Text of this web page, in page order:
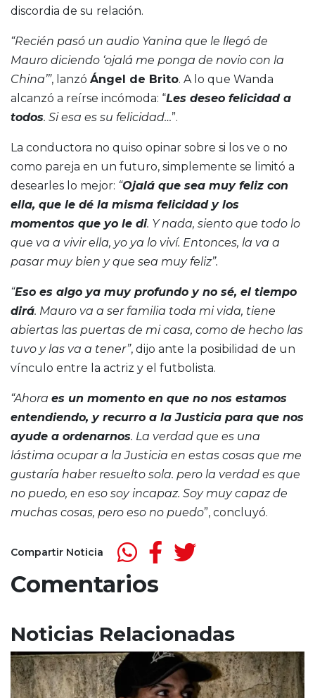
discordia de su relación.
“Recién pasó un audio Yanina que le llegó de
Mauro diciendo ‘ojalá me ponga de novio con la
China’”, lanzó Ángel de Brito. A lo que Wanda
alcanzó a reírse incómoda: “Les deseo felicidad a
todos. Si esa es su felicidad…”.
La conductora no quiso opinar sobre si los ve o no
como pareja en un futuro, simplemente se limitó a
desearles lo mejor: “Ojalá que sea muy feliz con
ella, que le dé la misma felicidad y los
momentos que yo le di. Y nada, siento que todo lo
que va a vivir ella, yo ya lo viví. Entonces, la va a
pasar muy bien y que sea muy feliz”.
“Eso es algo ya muy profundo y no sé, el tiempo
dirá. Mauro va a ser familia toda mi vida, tiene
abiertas las puertas de mi casa, como de hecho las
tuvo y las va a tener”, dijo ante la posibilidad de un
vínculo entre la actriz y el futbolista.
“Ahora es un momento en que no nos estamos
entendiendo, y recurro a la Justicia para que nos
ayude a ordenarnos. La verdad que es una
lástima ocupar a la Justicia en estas cosas que me
gustaría haber resuelto sola. pero la verdad es que
no puedo, en eso soy incapaz. Soy muy capaz de
muchas cosas, pero eso no puedo”, concluyó.
Compartir Noticia
Comentarios
Noticias Relacionadas